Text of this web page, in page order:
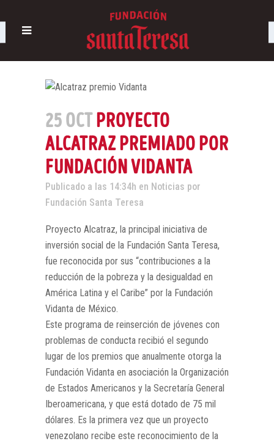
25 OCTPROYECTO
ALCATRAZ PREMIADO POR
FUNDACIÓN VIDANTA
Publicado a las 14:34h en Noticias por
Fundación Santa Teresa
Proyecto Alcatraz, la principal iniciativa de
inversión social de la Fundación Santa Teresa,
fue reconocida por sus “contribuciones a la
reducción de la pobreza y la desigualdad en
América Latina y el Caribe” por la Fundación
Vidanta de México.
Este programa de reinserción de jóvenes con
problemas de conducta recibió el segundo
lugar de los premios que anualmente otorga la
Fundación Vidanta en asociación la Organización
de Estados Americanos y la Secretaría General
Iberoamericana, y que está dotado de 75 mil
dólares. Es la primera vez que un proyecto
venezolano recibe este reconocimiento de la